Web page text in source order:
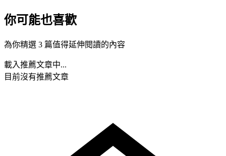
你可能也喜歡
為你精選 3 篇值得延伸閱讀的內容
載入推薦文章中...
目前沒有推薦文章